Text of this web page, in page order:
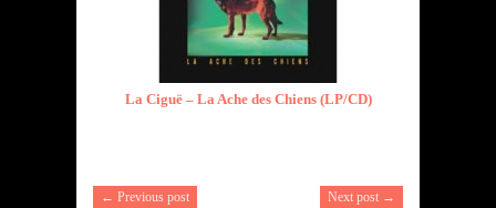
La Ciguë – La Ache des Chiens (LP/CD)
← Previous post Next post →